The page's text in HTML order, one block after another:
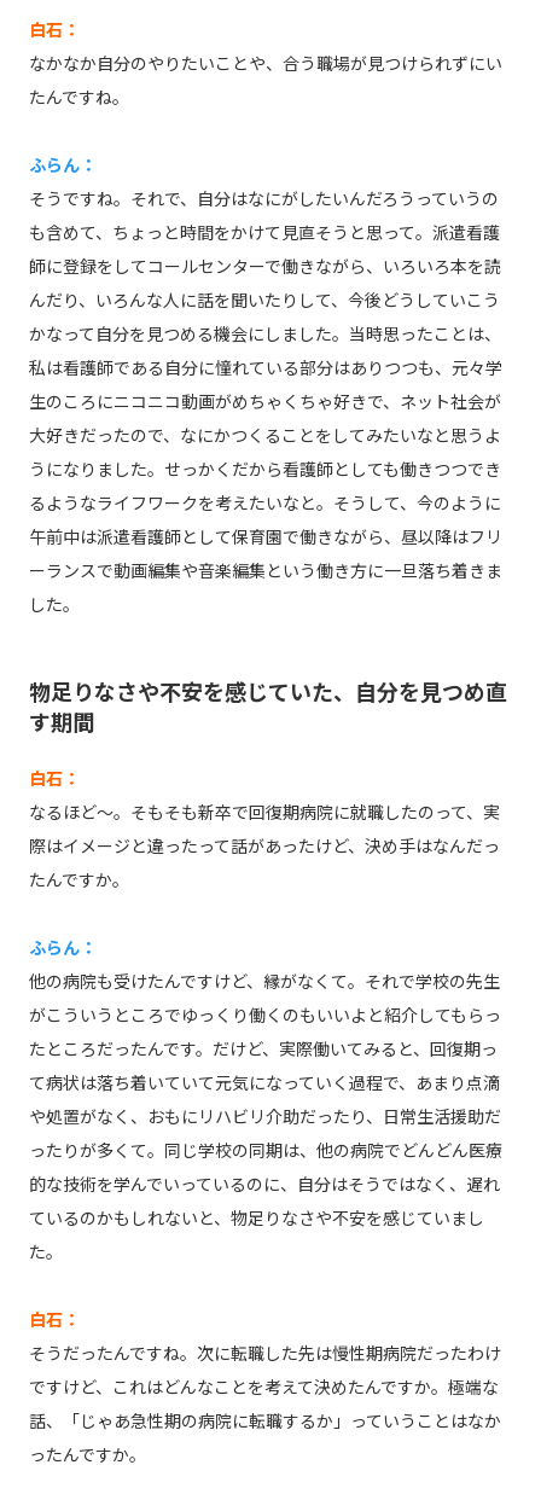
白石：
なかなか自分のやりたいことや、合う職場が見つけられずにい
たんですね。
ふらん：
そうですね。それで、自分はなにがしたいんだろうっていうの
も含めて、ちょっと時間をかけて見直そうと思って。派遣看護
師に登録をしてコールセンターで働きながら、いろいろ本を読
んだり、いろんな人に話を聞いたりして、今後どうしていこう
かなって自分を見つめる機会にしました。当時思ったことは、
私は看護師である自分に憧れている部分はありつつも、元々学
生のころにニコニコ動画がめちゃくちゃ好きで、ネット社会が
大好きだったので、なにかつくることをしてみたいなと思うよ
うになりました。せっかくだから看護師としても働きつつでき
るようなライフワークを考えたいなと。そうして、今のように
午前中は派遣看護師として保育園で働きながら、昼以降はフリ
ーランスで動画編集や音楽編集という働き方に一旦落ち着きま
した。
物足りなさや不安を感じていた、自分を見つめ直
す期間
白石：
なるほど～。そもそも新卒で回復期病院に就職したのって、実
際はイメージと違ったって話があったけど、決め手はなんだっ
たんですか。
ふらん：
他の病院も受けたんですけど、縁がなくて。それで学校の先生
がこういうところでゆっくり働くのもいいよと紹介してもらっ
たところだったんです。だけど、実際働いてみると、回復期っ
て病状は落ち着いていて元気になっていく過程で、あまり点滴
や処置がなく、おもにリハビリ介助だったり、日常生活援助だ
ったりが多くて。同じ学校の同期は、他の病院でどんどん医療
的な技術を学んでいっているのに、自分はそうではなく、遅れ
ているのかもしれないと、物足りなさや不安を感じていまし
た。
白石：
そうだったんですね。次に転職した先は慢性期病院だったわけ
ですけど、これはどんなことを考えて決めたんですか。極端な
話、「じゃあ急性期の病院に転職するか」っていうことはなか
ったんですか。